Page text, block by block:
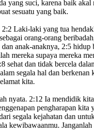
yang suci, karena baik akal
sesuatu yang baik.
2:2 Laki-laki yang tua
orang-orang
anak-anaknya, 2:5 hidup
mereka supaya mereka
sehat dan tidak bercela
segala hal dan berkenan
kita.
nyata. 2:12 Ia mendidik
pengharapan kita
segala kejahatan dan
kewibawaanmu.